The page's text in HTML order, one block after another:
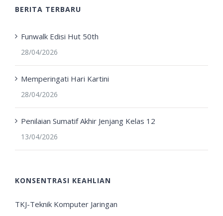
BERITA TERBARU
Funwalk Edisi Hut 50th
28/04/2026
Memperingati Hari Kartini
28/04/2026
Penilaian Sumatif Akhir Jenjang Kelas 12
13/04/2026
KONSENTRASI KEAHLIAN
TKJ-Teknik Komputer Jaringan